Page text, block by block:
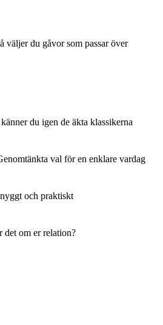
väljer du gåvor som passar över
du igen de äkta klassikerna
val för en enklare vardag
och praktiskt
det om er relation?